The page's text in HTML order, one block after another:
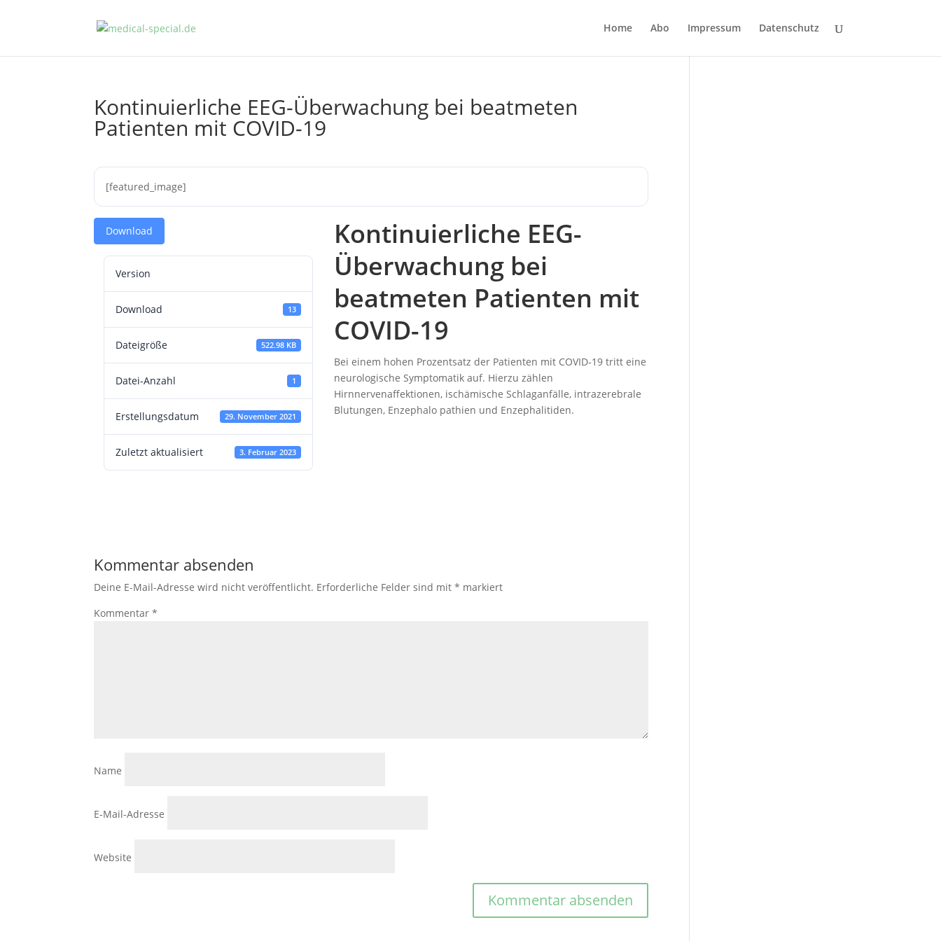
Home Abo Impressum Datenschutz
Kontinuierliche EEG-Überwachung bei beatmeten
Patienten mit COVID-19
[featured_image]
Download
Version
Download 13
Dateigröße 522.98 KB
Datei-Anzahl 1
Erstellungsdatum 29. November 2021
Zuletzt aktualisiert 3. Februar 2023
Kontinuierliche EEG-
Überwachung bei
beatmeten Patienten mit
COVID-19
Bei einem hohen Prozentsatz der Patienten mit COVID-19 tritt eine
neurologische Symptomatik auf. Hierzu zählen
Hirnnervenaffektionen, ischämische Schlaganfälle, intrazerebrale
Blutungen, Enzephalo pathien und Enzephalitiden.
Kommentar absenden
Deine E-Mail-Adresse wird nicht veröffentlicht. Erforderliche Felder sind mit* markiert
Kommentar*
Name
E-Mail-Adresse
Website